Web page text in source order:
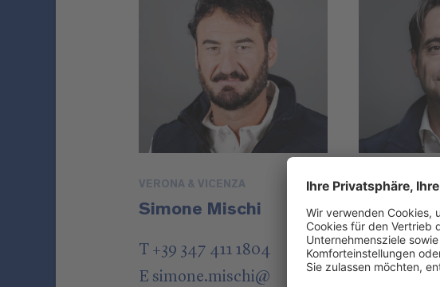
VERONA & VICENZA
Simone Mischi
T +39 347 411 1804
E simone.mischi@
TREVISO &
T +39 340